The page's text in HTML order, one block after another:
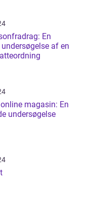
En
af en
magasin: En
undersøgelse